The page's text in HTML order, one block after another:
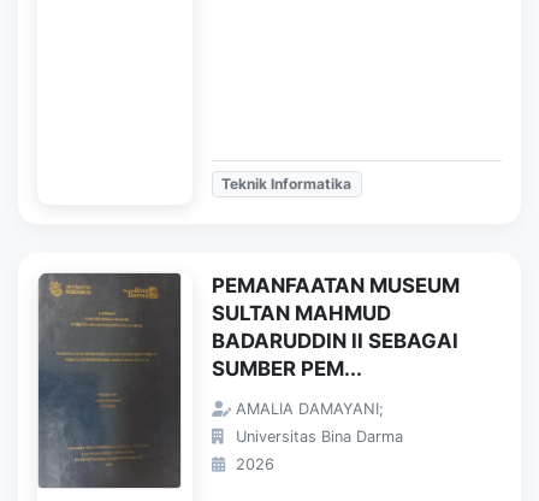
Teknik Informatika
PEMANFAATAN MUSEUM
SULTAN MAHMUD
BADARUDDIN II SEBAGAI
SUMBER PEM...
AMALIA DAMAYANI;
Universitas Bina Darma
2026